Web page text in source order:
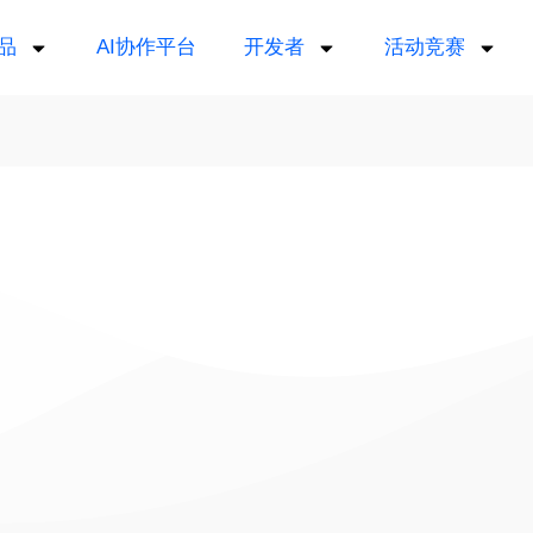
AI协作平台 开发者 活动竞赛